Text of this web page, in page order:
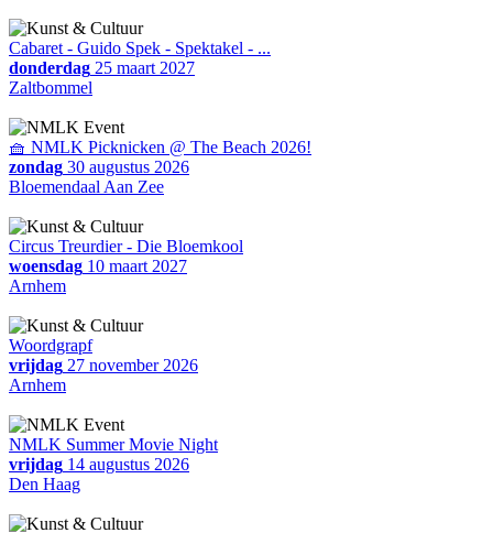
Cabaret - Guido Spek - Spektakel - ...
donderdag 25 maart 2027
Zaltbommel
🧺 NMLK Picknicken @ The Beach 2026!
zondag 30 augustus 2026
Bloemendaal Aan Zee
Circus Treurdier - Die Bloemkool
woensdag 10 maart 2027
Arnhem
Woordgrapf
vrijdag 27 november 2026
Arnhem
NMLK Summer Movie Night
vrijdag 14 augustus 2026
Den Haag